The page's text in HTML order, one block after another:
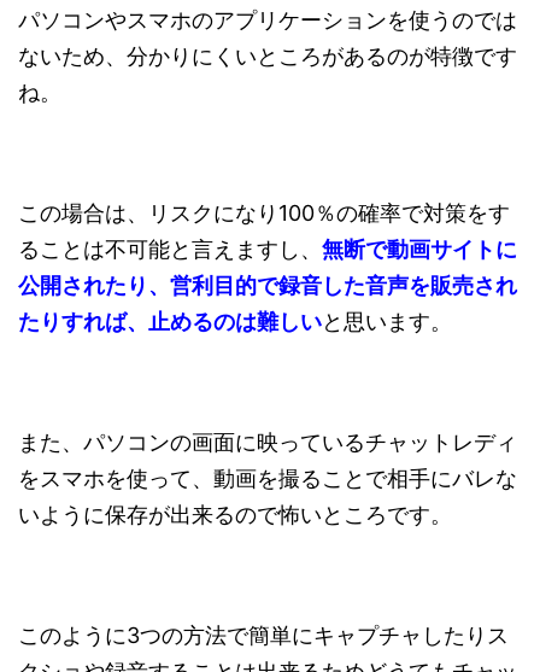
パソコンやスマホのアプリケーションを使うのでは
ないため、分かりにくいところがあるのが特徴です
ね。
この場合は、リスクになり100％の確率で対策をす
ることは不可能と言えますし、 無断で動画サイトに
公開されたり、営利目的で録音した音声を販売され
たりすれば、止めるのは難しいと思います。
また、パソコンの画面に映っているチャットレディ
をスマホを使って、動画を撮ることで相手にバレな
いように保存が出来るので怖いところです。
このように3つの方法で簡単にキャプチャしたりス